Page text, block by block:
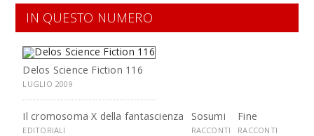
IN QUESTO NUMERO
Delos Science Fiction 116
LUGLIO 2009
Il cromosoma X della fantascienza
EDITORIALI
Sosumi
RACCONTI
Fine
RACCONTI